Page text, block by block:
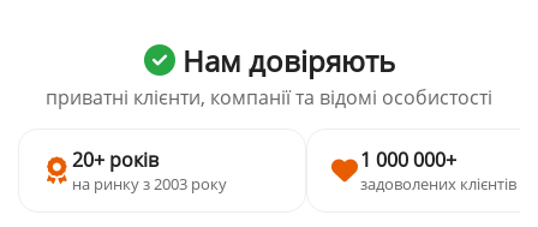
Нам довіряють
приватні клієнти, компанії та відомі особистості
20+ років
на ринку з 2003 року
1 000 000+
задоволених клієнтів